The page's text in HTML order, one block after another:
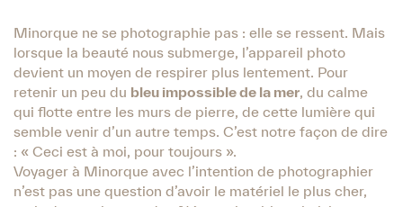
Minorque ne se photographie pas : elle se ressent. Mais
lorsque la beauté nous submerge, l’appareil photo
devient un moyen de respirer plus lentement. Pour
retenir un peu du bleu impossible de la mer, du calme
qui flotte entre les murs de pierre, de cette lumière qui
semble venir d’un autre temps. C’est notre façon de dire
: « Ceci est à moi, pour toujours ».
Voyager à Minorque avec l’intention de photographier
n’est pas une question d’avoir le matériel le plus cher,